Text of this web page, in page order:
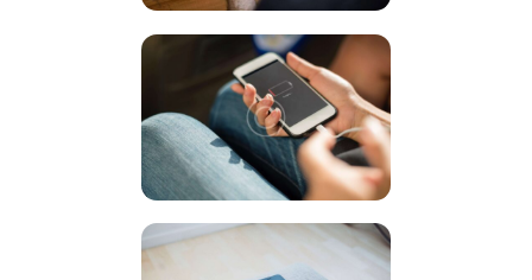
NOS SERVICES
RÉPARATION AU
CONTACTEZ LE
SUPPORT